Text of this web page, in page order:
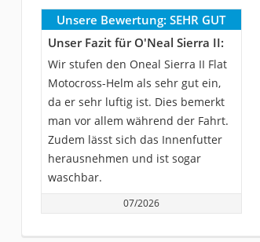
Unsere Bewertung: SEHR GUT
Unser Fazit für O'Neal Sierra II:
Wir stufen den Oneal Sierra II Flat
Motocross-Helm als sehr gut ein,
da er sehr luftig ist. Dies bemerkt
man vor allem während der Fahrt.
Zudem lässt sich das Innenfutter
herausnehmen und ist sogar
waschbar.
07/2026